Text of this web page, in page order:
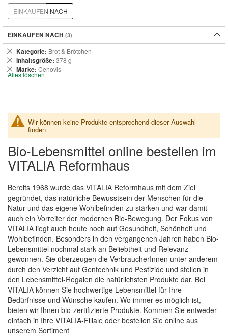
Wir können keine Produkte entsprechend dieser Auswahl
finden
Bio-Lebensmittel online bestellen im
VITALIA Reformhaus
Bereits 1968 wurde das VITALIA Reformhaus mit dem Ziel
gegründet, das natürliche Bewusstsein der Menschen für die
Natur und das eigene Wohlbefinden zu stärken und war damit
auch ein Vorreiter der modernen Bio-Bewegung. Der Fokus von
VITALIA liegt auch heute noch auf Gesundheit, Schönheit und
Wohlbefinden. Besonders in den vergangenen Jahren haben Bio-
Lebensmittel nochmal stark an Beliebtheit und Relevanz
gewonnen. Sie überzeugen die VerbraucherInnen unter anderem
durch den Verzicht auf Gentechnik und Pestizide und stellen in
den Lebensmittel-Regalen die natürlichsten Produkte dar. Bei
VITALIA können Sie hochwertige Lebensmittel für Ihre
Bedürfnisse und Wünsche kaufen. Wo immer es möglich ist,
bieten wir Ihnen bio-zertifizierte Produkte. Kommen Sie entweder
einfach in Ihre VITALIA-Filiale oder bestellen Sie online aus
unserem Sortiment
EINKAUFEN NACH
EINKAUFEN NACH
Kategorie Brot & Brötchen
Dies
entfernen
Inhaltsgröße 378 g
Dies
entfernen
Marke Cenovis
Dies
entfernen
Alles löschen